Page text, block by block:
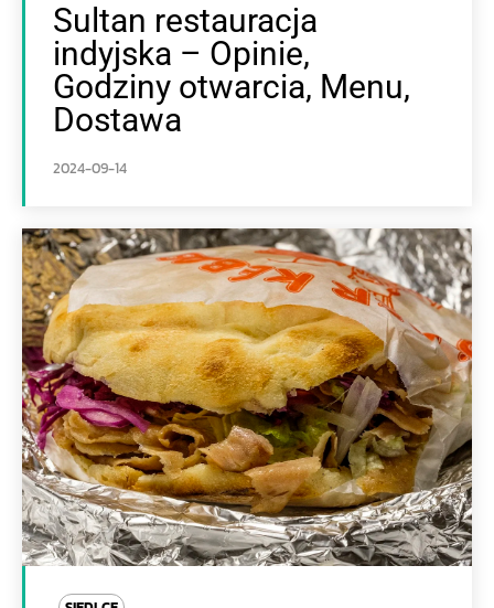
Sultan restauracja
indyjska – Opinie,
Godziny otwarcia, Menu,
Dostawa
2024-09-14